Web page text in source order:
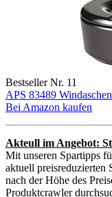
Bestseller Nr. 11
APS 83489
Bei Amazon kaufen
Akteull im Angebot:
Mit unseren Spartipps
aktuell preisreduzierten
nach der Höhe des
Produktcrawler